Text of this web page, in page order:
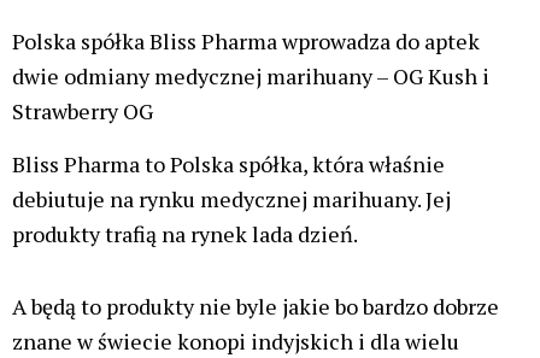
Polska spółka Bliss Pharma wprowadza do aptek
dwie odmiany medycznej marihuany – OG Kush i
Strawberry OG
Bliss Pharma to Polska spółka, która właśnie
debiutuje na rynku medycznej marihuany. Jej
produkty trafią na rynek lada dzień.
A będą to produkty nie byle jakie bo bardzo dobrze
znane w świecie konopi indyjskich i dla wielu